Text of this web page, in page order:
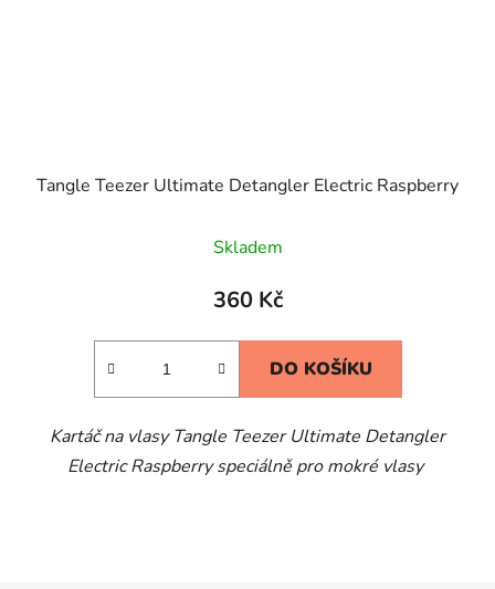
Tangle Teezer Ultimate Detangler Electric Raspberry
Skladem
360 Kč
DO KOŠÍKU
Kartáč na vlasy Tangle TeezerUltimate Detangler
Electric Raspberryspeciálně pro mokré vlasy